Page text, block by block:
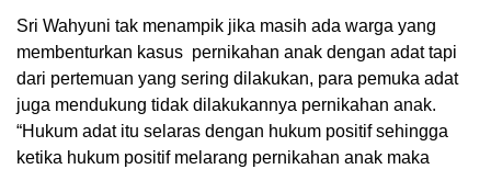
Sri Wahyuni tak menampik jika masih ada warga yang
membenturkan kasus pernikahan anak dengan adat tapi
dari pertemuan yang sering dilakukan, para pemuka adat
juga mendukung tidak dilakukannya pernikahan anak.
“Hukum adat itu selaras dengan hukum positif sehingga
ketika hukum positif melarang pernikahan anak maka